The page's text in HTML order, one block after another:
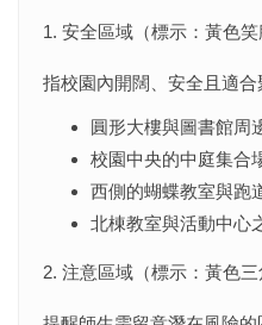
1. 安全區域（標示：黃色笑
指校園內開闊、安全且適合
圓形大樓與圖書館周
校園中央的中庭集合
西側的蝴蝶教室與跑
北棟教室與活動中心
2. 注意區域（標示：黃色三